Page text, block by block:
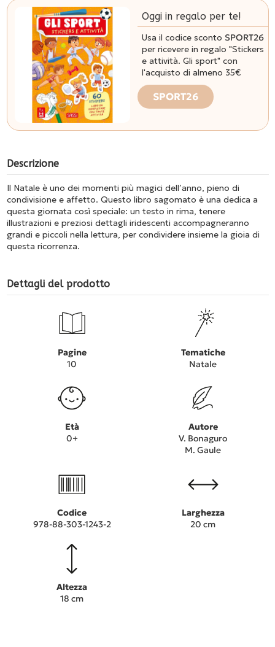
Oggi in regalo per te!
Usa il codice sconto SPORT26
per ricevere in regalo "Stickers
e attività. Gli sport" con
l'acquisto di almeno 35€
SPORT26
Descrizione
Il Natale è uno dei momenti più magici dell’anno, pieno di
condivisione e affetto. Questo libro sagomato è una dedica a
questa giornata così speciale: un testo in rima, tenere
illustrazioni e preziosi dettagli iridescenti accompagneranno
grandi e piccoli nella lettura, per condividere insieme la gioia di
questa ricorrenza.
Dettagli del prodotto
Pagine
10
Tematiche
Natale
Età
0+
Autore
V. Bonaguro
M. Gaule
Codice
978-88-303-1243-2
Larghezza
20 cm
Altezza
18 cm